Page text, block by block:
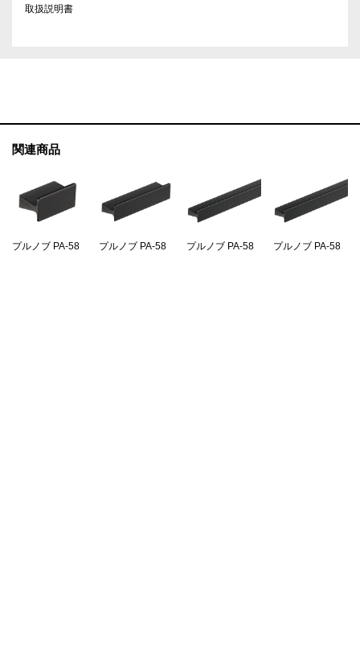
取扱説明書
関連商品
プルノブ PA-58 プルノブ PA-58 プルノブ PA-58 プルノブ PA-58